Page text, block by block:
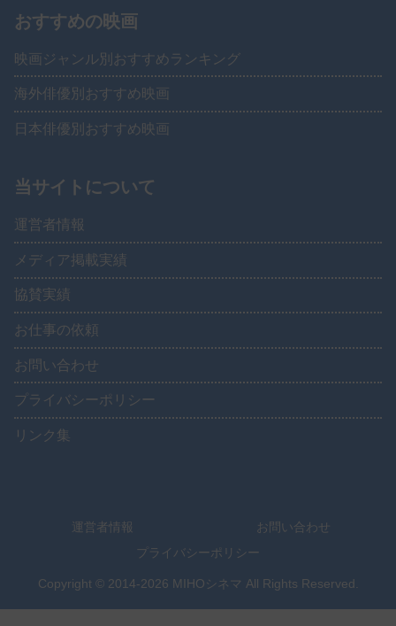
おすすめの映画
映画ジャンル別おすすめランキング
海外俳優別おすすめ映画
日本俳優別おすすめ映画
当サイトについて
運営者情報
メディア掲載実績
協賛実績
お仕事の依頼
お問い合わせ
プライバシーポリシー
リンク集
運営者情報
お問い合わせ
プライバシーポリシー
Copyright © 2014-2026 MIHOシネマ All Rights Reserved.